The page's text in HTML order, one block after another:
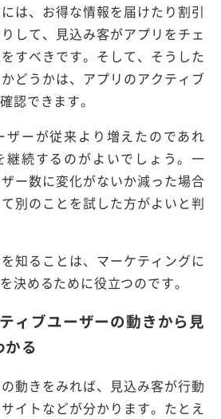
は、お得な情報を届けたり割引
して、見込み客がアプリをチェ
すべきです。そして、そうした
どうかは、アプリのアクティブ
認できます。
ザーが従来より増えたのであれ
継続するのがよいでしょう。一
ー数に変化がないか減った場合
別のことを試した方がよいと判
知ることは、マーケティングに
決めるために役立つのです。
ィブユーザーの動きから見
る
動きをみれば、見込み客が行動
イトなどが分かります。たとえ